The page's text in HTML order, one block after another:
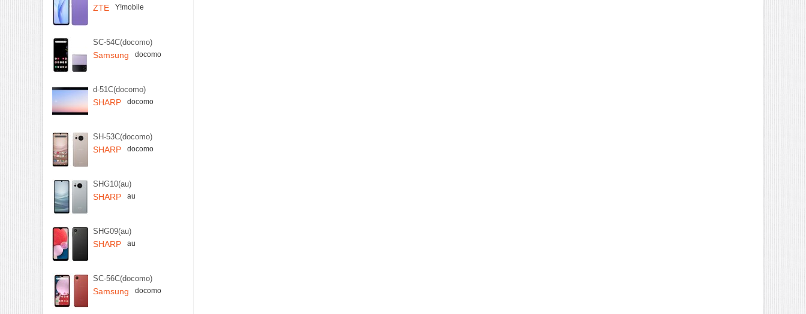
ZTE Y!mobile
SC-54C(docomo)
Samsung docomo
d-51C(docomo)
SHARP docomo
SH-53C(docomo)
SHARP docomo
SHG10(au)
SHARP au
SHG09(au)
SHARP au
SC-56C(docomo)
Samsung docomo